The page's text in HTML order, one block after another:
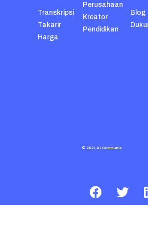
Transkripsi
Takarir
Harga
Perusahaan
Kreator
Pendidikan
Blog
© 2021 AI Communis.